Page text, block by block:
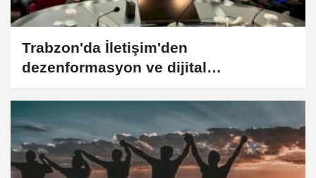
Trabzon'da İletişim'den
dezenformasyon ve dijital
dolandırıcılıkla mücadele eğitimi